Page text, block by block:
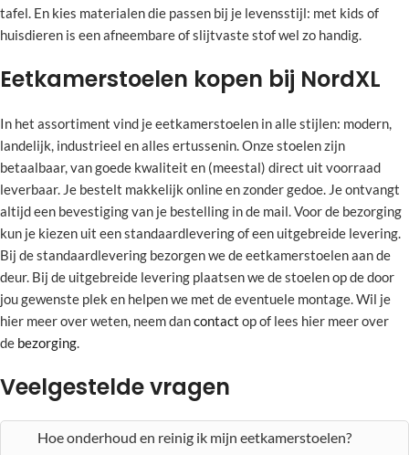
tafel. En kies materialen die passen bij je levensstijl: met kids of
huisdieren is een afneembare of slijtvaste stof wel zo handig.
Eetkamerstoelen kopen bij NordXL
In het assortiment vind je eetkamerstoelen in alle stijlen: modern,
landelijk, industrieel en alles ertussenin. Onze stoelen zijn
betaalbaar, van goede kwaliteit en (meestal) direct uit voorraad
leverbaar. Je bestelt makkelijk online en zonder gedoe. Je ontvangt
altijd een bevestiging van je bestelling in de mail. Voor de bezorging
kun je kiezen uit een standaardlevering of een uitgebreide levering.
Bij de standaardlevering bezorgen we de eetkamerstoelen aan de
deur. Bij de uitgebreide levering plaatsen we de stoelen op de door
jou gewenste plek en helpen we met de eventuele montage. Wil je
hier meer over weten, neem dancontact op of lees hier meer over
de bezorging.
Veelgestelde vragen
Hoe onderhoud en reinig ik mijn eetkamerstoelen?